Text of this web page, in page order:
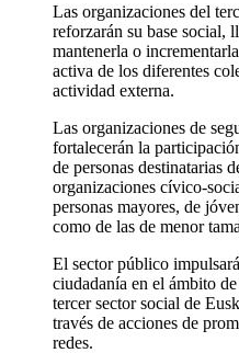
Las organizaciones del
reforzarán su base social,
mantenerla o
activa de los diferentes
actividad externa.
Las organizaciones de
fortalecerán la
de personas destinatarias
organizaciones cívico-
personas mayores, de
como de las de menor
El sector público
ciudadanía en el ámbito
tercer sector social de
través de acciones de
redes.